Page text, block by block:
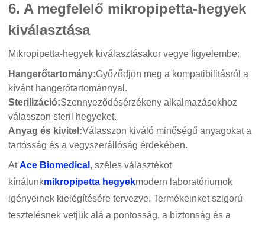
6. A megfelelő mikropipetta-hegyek
kiválasztása
Mikropipetta-hegyek kiválasztásakor vegye figyelembe:
Hangerőtartomány:Győződjön meg a kompatibilitásról a
kívánt hangerőtartománnyal.
Sterilizáció:Szennyeződésérzékeny alkalmazásokhoz
válasszon steril hegyeket.
Anyag és kivitel:Válasszon kiváló minőségű anyagokat a
tartósság és a vegyszerállóság érdekében.
AtAce Biomedical , széles választékot
kínálunkmikropipetta hegyekmodern laboratóriumok
igényeinek kielégítésére tervezve. Termékeinket szigorú
tesztelésnek vetjük alá a pontosság, a biztonság és a